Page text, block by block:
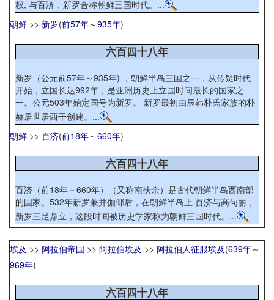
权, 与百济，新罗合称朝鲜三国时代。...
朝鲜 >> 新罗(前57年～935年)
六百四十八年
新罗（公元前57年～935年) ，朝鲜半岛三国之一，从传疑时代
开始，立国长达992年，是亚洲历史上立国时间最长的国家之
一。公元503年始定国号为新罗。 新罗最初由辰韩朴氏家族的朴
赫居世居西干创建。...
朝鲜 >> 百济(前18年～660年)
六百四十八年
百济（前18年－660年）（又称南扶余）是古代朝鲜半岛西南部
的国家。532年新罗兼并伽倻后，在朝鲜半岛上 百济与高句丽，
新罗三足鼎立，这段时间被历史学家称为朝鲜三国时代。...
埃及 >> 阿拉伯帝国 >> 阿拉伯埃及 >> 阿拉伯人征服埃及(639年～
969年)
六百四十八年